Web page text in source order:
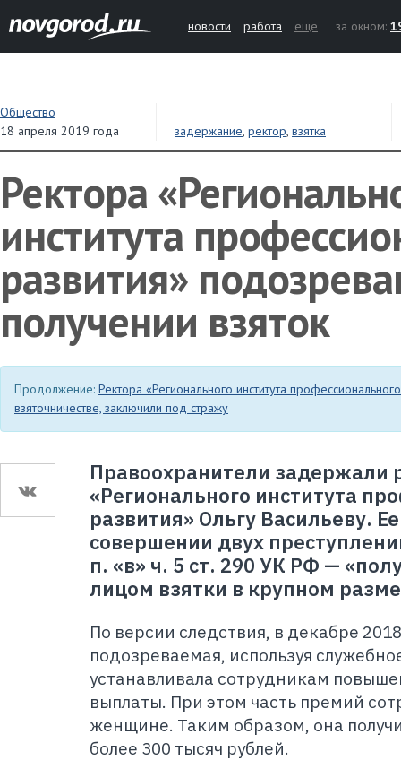
новости работа ещё за окном:
Общество
18 апреля 2019 года
задержание, ректор, взятка
Ректора
института
развития»
получении взяток
Продолжение: Ректора «Регионального института
взяточничестве, заключили под стражу
Правоохранители задержали
«Регионального института
развития» Ольгу Васильеву.
совершении двух
п. «в» ч. 5 ст. 290 УК РФ —
лицом взятки в крупном
По версии следствия, в декабре
подозреваемая, используя
устанавливала сотрудникам
выплаты. При этом часть премий
женщине. Таким образом, она
более 300 тысяч рублей.